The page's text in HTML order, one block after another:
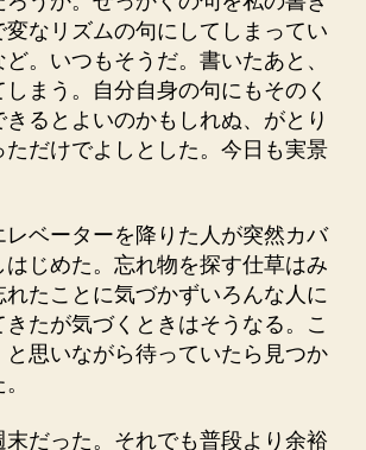
変なリズムの句にしてしまってい
。いつもそうだ。書いたあと、
まう。自分自身の句にもそのく
きるとよいのかもしれぬ、がとり
ただけでよしとした。今日も実景
レベーターを降りた人が突然カバ
はじめた。忘れ物を探す仕草はみ
れたことに気づかずいろんな人に
たが気づくときはそうなる。こ
と思いながら待っていたら見つか
末だった。それでも普段より余裕